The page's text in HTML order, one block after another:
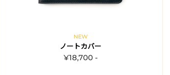
NEW
ノートカバー
¥18,700 -